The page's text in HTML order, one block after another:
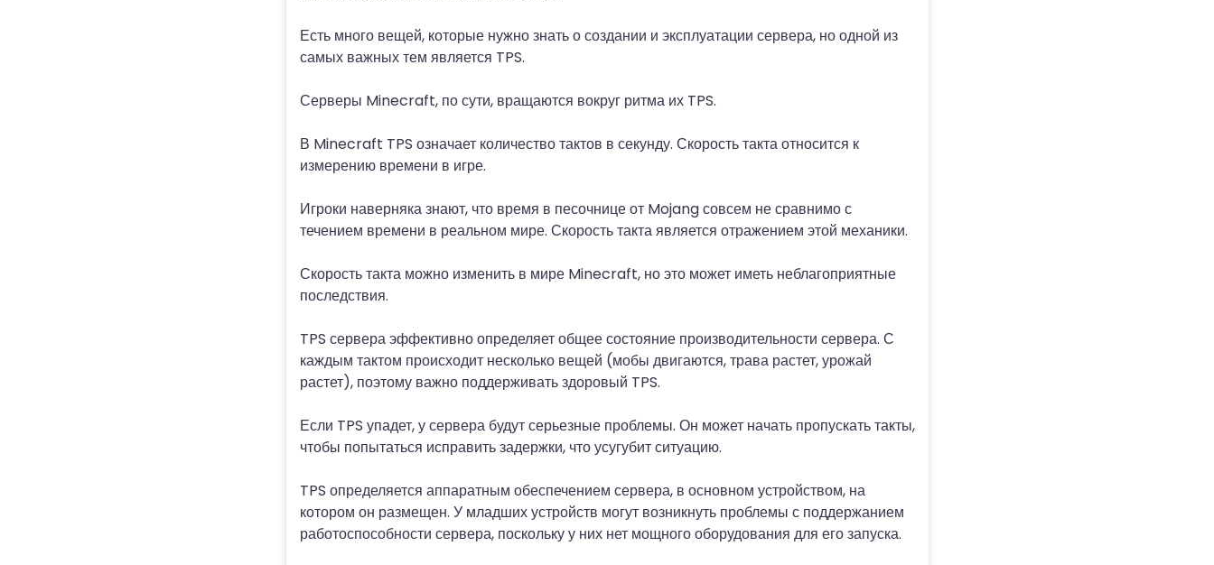
Есть много вещей, которые нужно знать о создании и эксплуатации сервера, но одной из
самых важных тем является TPS.
Серверы Minecraft, по сути, вращаются вокруг ритма их TPS.
В Minecraft TPS означает количество тактов в секунду. Скорость такта относится к
измерению времени в игре.
Игроки наверняка знают, что время в песочнице от Mojang совсем не сравнимо с
течением времени в реальном мире. Скорость такта является отражением этой механики.
Скорость такта можно изменить в мире Minecraft, но это может иметь неблагоприятные
последствия.
TPS сервера эффективно определяет общее состояние производительности сервера. С
каждым тактом происходит несколько вещей (мобы двигаются, трава растет, урожай
растет), поэтому важно поддерживать здоровый TPS.
Если TPS упадет, у сервера будут серьезные проблемы. Он может начать пропускать такты,
чтобы попытаться исправить задержки, что усугубит ситуацию.
TPS определяется аппаратным обеспечением сервера, в основном устройством, на
котором он размещен. У младших устройств могут возникнуть проблемы с поддержанием
работоспособности сервера, поскольку у них нет мощного оборудования для его запуска.